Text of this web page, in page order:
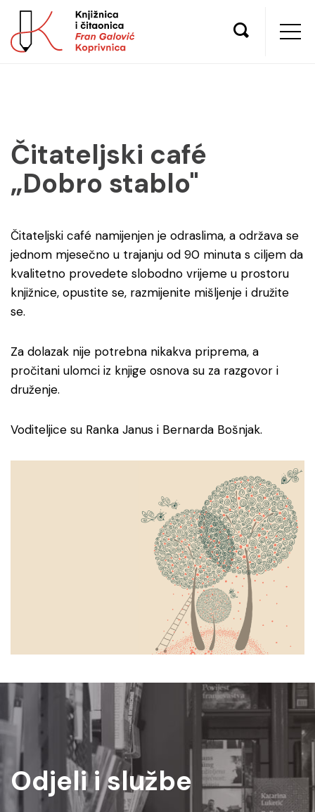
Čitateljski café
„Dobro stablo"
Čitateljski café namijenjen je odraslima, a održava se
jednom mjesečno u trajanju od 90 minuta s ciljem da
kvalitetno provedete slobodno vrijeme u prostoru
knjižnice, opustite se, razmijenite mišljenje i družite
se.
Za dolazak nije potrebna nikakva priprema, a
pročitani ulomci iz knjige osnova su za razgovor i
druženje.
Voditeljice su Ranka Janus i Bernarda Bošnjak.
Odjeli i službe